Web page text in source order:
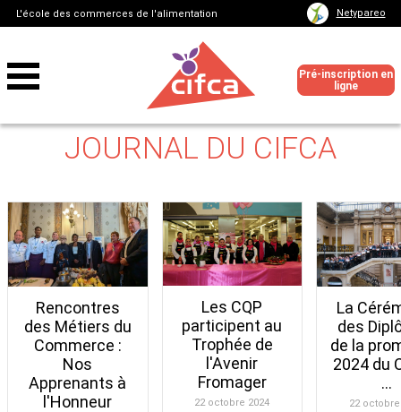
L'école des commerces de l'alimentation Netypareo
Pré-inscription en
ligne
JOURNAL DU CIFCA
Rencontres
des Métiers du
Commerce :
Nos
Apprenants à
l'Honneur
Les CQP
participent au
Trophée de
l'Avenir
Fromager
22 octobre 2024
La
des
de la
2024 du
...
22 octobre